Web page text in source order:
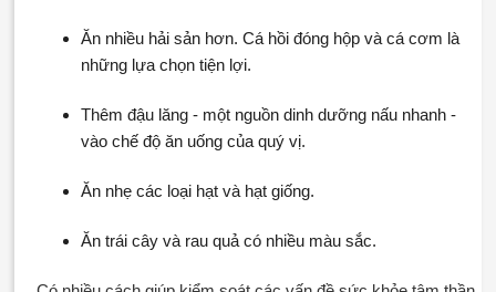
Ăn nhiều hải sản hơn. Cá hồi đóng hộp và cá cơm là
những lựa chọn tiện lợi.
Thêm đậu lăng - một nguồn dinh dưỡng nấu nhanh -
vào chế độ ăn uống của quý vị.
Ăn nhẹ các loại hạt và hạt giống.
Ăn trái cây và rau quả có nhiều màu sắc.